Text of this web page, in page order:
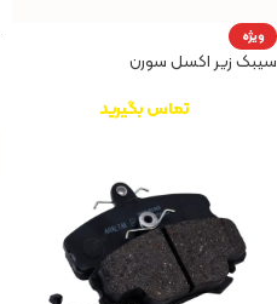
ویژه
سیبک زیر اکسل سورن
تماس بگیرید